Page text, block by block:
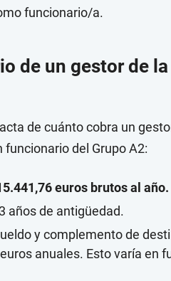
funcionario/a.
de un gestor de
de cuánto cobra un
del Grupo A2:
euros brutos al año.
años de antigüedad.
y complemento de
anuales. Esto varía en